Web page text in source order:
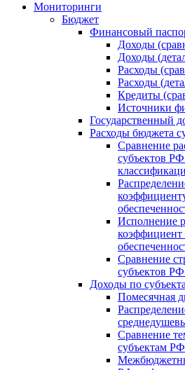
Мониторинги
Бюджет
Финансовый
Доходы
Доходы
Расходы
Расходы
Кредиты
Источники
Государственный
Расходы бюджета
Сравнение
субъектов
Исполнение
Сравнение
субъектов
Доходы по
Помесячная
Сравнение
субъектам РФ